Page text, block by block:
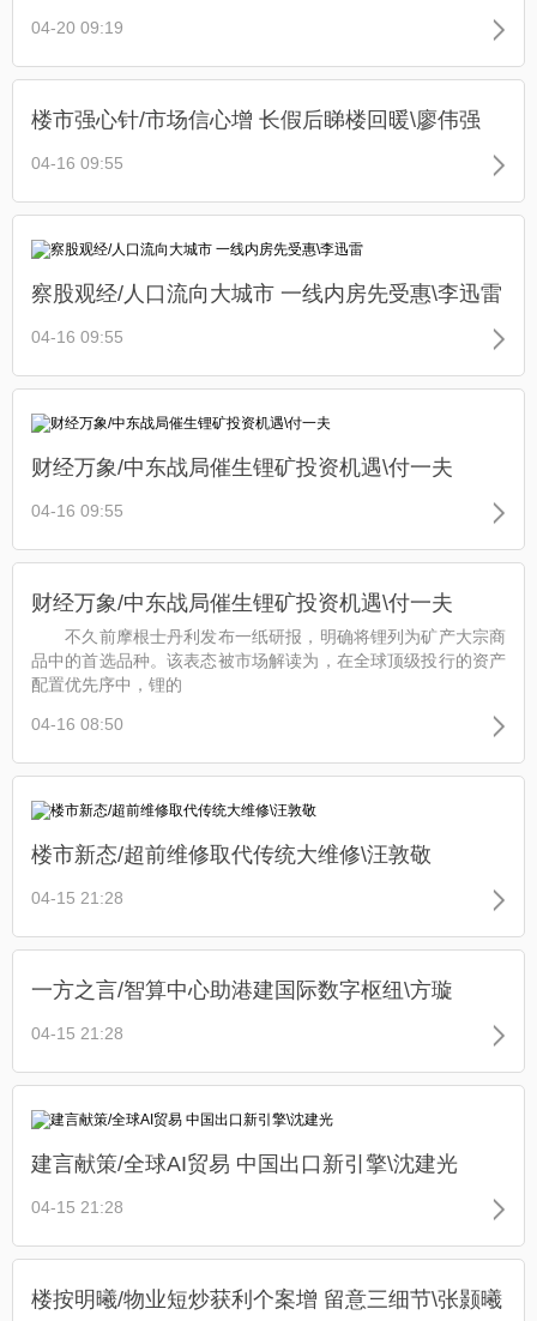
04-20 09:19
楼市强心针/市场信心增 长假后睇楼回暖\廖伟强
04-16 09:55
察股观经/人口流向大城市 一线内房先受惠\李迅雷
04-16 09:55
财经万象/中东战局催生锂矿投资机遇\付一夫
04-16 09:55
财经万象/中东战局催生锂矿投资机遇\付一夫
不久前摩根士丹利发布一纸研报，明确将锂列为矿产大宗商
品中的首选品种。该表态被市场解读为，在全球顶级投行的资产
配置优先序中，锂的
04-16 08:50
楼市新态/超前维修取代传统大维修\汪敦敬
04-15 21:28
一方之言/智算中心助港建国际数字枢纽\方璇
04-15 21:28
建言献策/全球AI贸易 中国出口新引擎\沈建光
04-15 21:28
楼按明曦/物业短炒获利个案增 留意三细节\张颢曦